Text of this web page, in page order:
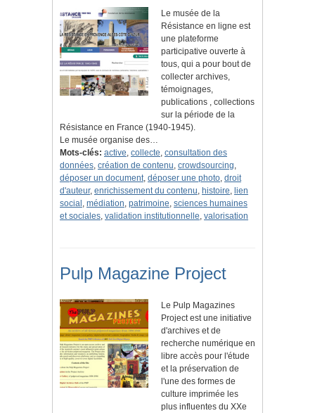
Le musée de la
Résistance en ligne est
une plateforme
participative ouverte à
tous, qui a pour bout de
collecter archives,
témoignages,
publications , collections
sur la période de la
Résistance en France (1940-1945).
Le musée organise des…
Mots-clés: active, collecte, consultation des
données, création de contenu, crowdsourcing,
déposer un document, déposer une photo, droit
d'auteur, enrichissement du contenu, histoire, lien
social , médiation, patrimoine, sciences humaines
et sociales, validation institutionnelle, valorisation
Pulp Magazine Project
Le Pulp Magazines
Project est une initiative
d'archives et de
recherche numérique en
libre accès pour l'étude
et la préservation de
l'une des formes de
culture imprimée les
plus influentes du XXe